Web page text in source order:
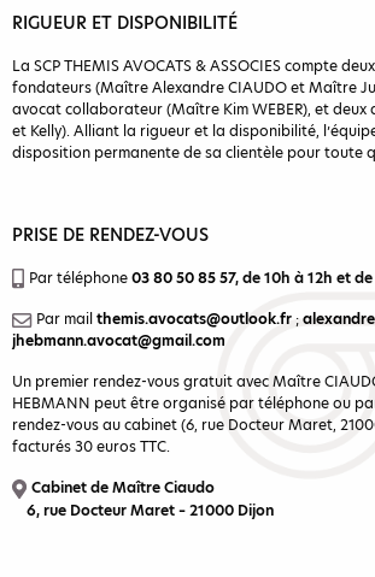
RIGUEUR ET DISPONIBILITÉ
La SCP THEMIS AVOCATS & ASSOCIES compte
fondateurs (Maître Alexandre CIAUDO et Maître
avocat collaborateur (Maître Kim WEBER), et deux
et Kelly). Alliant la rigueur et la disponibilité,
disposition permanente de sa clientèle pour toute
PRISE DE RENDEZ-VOUS
Par téléphone03 80 50 85 57, de 10h à 12h et
Par mailthemis.avocats@outlook.fr ;
jhebmann.avocat@gmail.com
Un premier rendez-vous gratuit avec Maître
HEBMANN peut être organisé par téléphone ou
rendez-vous au cabinet (6, rue Docteur Maret,
facturés 30 euros TTC.
Cabinet de Maître Ciaudo
6, rue Docteur Maret – 21000 Dijon